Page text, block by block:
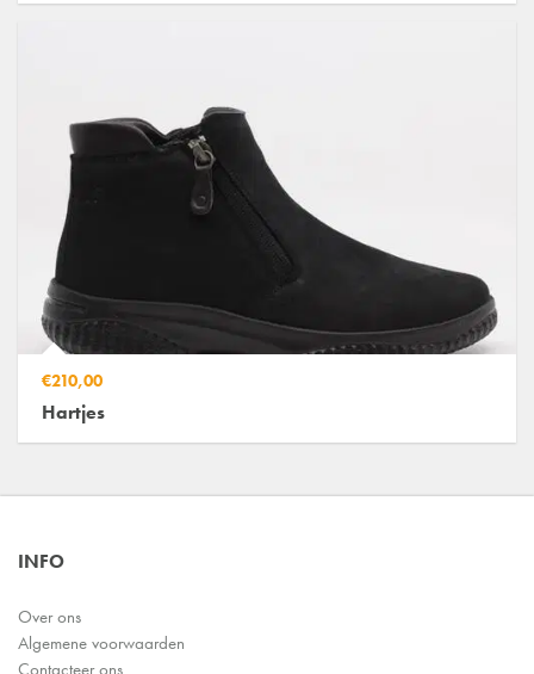
€210,00
Hartjes
INFO
Over ons
Algemene voorwaarden
Contacteer ons